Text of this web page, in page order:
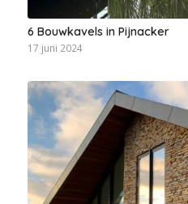
6 Bouwkavels in Pijnacker
17 juni 2024